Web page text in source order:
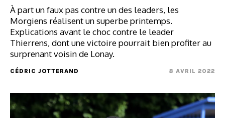
À part un faux pas contre un des leaders, les
Morgiens réalisent un superbe printemps.
Explications avant le choc contre le leader
Thierrens, dont une victoire pourrait bien profiter au
surprenant voisin de Lonay.
CÉDRIC JOTTERAND 8 AVRIL 2022